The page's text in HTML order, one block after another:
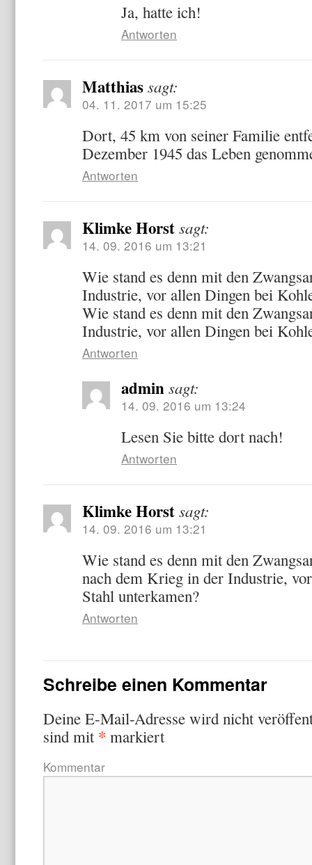
Ja, hatte ich!
Antworten
Matthias sagt:
04. 11. 2017 um 15:25
Dort, 45 km von seiner Familie
Dezember 1945 das Leben
Antworten
Klimke Horst sagt:
14. 09. 2016 um 13:21
Wie stand es denn mit den
Industrie, vor allen Dingen bei
Wie stand es denn mit den
Industrie, vor allen Dingen bei
Antworten
admin sagt:
14. 09. 2016 um 13:24
Lesen Sie bitte dort nach!
Antworten
Klimke Horst sagt:
14. 09. 2016 um 13:21
Wie stand es denn mit den
nach dem Krieg in der Industrie,
Stahl unterkamen?
Antworten
Schreibe einen Kommentar
Deine E-Mail-Adresse wird nicht
sind mit * markiert
Kommentar